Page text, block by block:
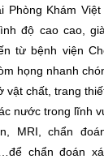
Phòng Khám
độ cao cao,
từ bệnh viện
họng nhanh
vật chất, trang
nước trong lĩnh
MRI, chẩn
chẩn đoán